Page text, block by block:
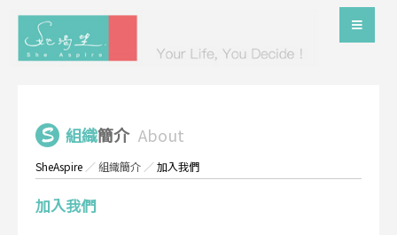
組織簡介 About
SheAspire ／組織簡介 ／加入我們
加入我們